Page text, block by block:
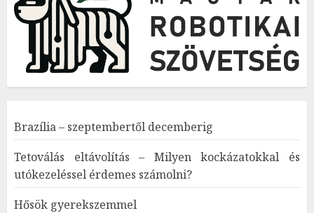
Brazília – szeptembertől decemberig
Tetoválás eltávolítás – Milyen kockázatokkal és
utókezeléssel érdemes számolni?
Hősök gyerekszemmel